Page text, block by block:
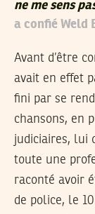
ne me sens
a confié Weld
Avant d’être
avait en effet
fini par se
chansons, en
judiciaires, lui
toute une
raconté avoir
de police, le